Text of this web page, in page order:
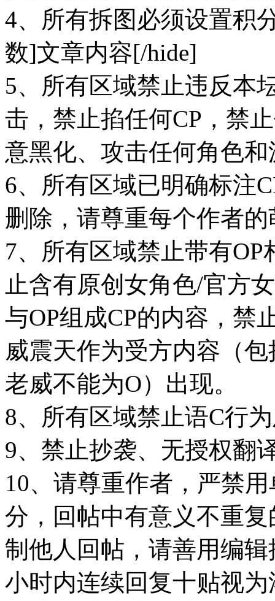
4、所有拆图必须设置积
数]文章内容[/hide]
5、所有区域禁止违反本
击，禁止掐任何CP，禁
意黑化、攻击任何角色和
6、所有区域已明确标注
删除，请尊重每个作者的
7、所有区域禁止带有
止含有原创女角色/官方
与OP组成CP的内容，禁
威震天作为受方内容（
老威不能为O）出现。
8、所有区域禁止语C行
9、禁止抄袭、无授权翻
10、请尊重作者，严禁
分，回帖中有意义不重
制他人回帖，请善用编
小时内连续回复十贴视